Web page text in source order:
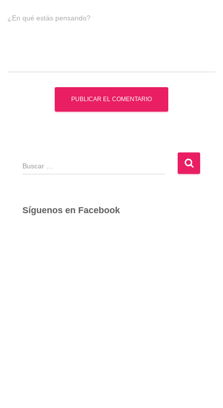
¿En qué estás pensando?
B
u
a
Síguenos en Facebook